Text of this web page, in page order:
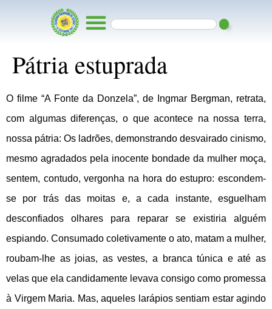
Pátria estuprada
O filme “A Fonte da Donzela”, de Ingmar Bergman, retrata,
com algumas diferenças, o que acontece na nossa terra,
nossa pátria: Os ladrões, demonstrando desvairado cinismo,
mesmo agradados pela inocente bondade da mulher moça,
sentem, contudo, vergonha na hora do estupro: escondem-
se por trás das moitas e, a cada instante, esguelham
desconfiados olhares para reparar se existiria alguém
espiando. Consumado coletivamente o ato, matam a mulher,
roubam-lhe as joias, as vestes, a branca túnica e até as
velas que ela candidamente levava consigo como promessa
à Virgem Maria. Mas, aqueles larápios sentiam estar agindo